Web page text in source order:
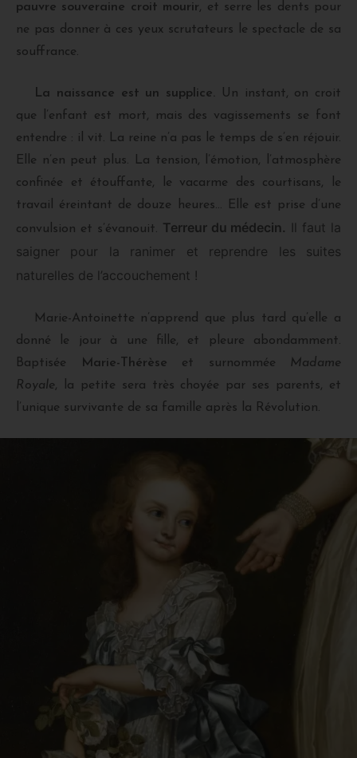
pauvre souveraine croit mourir, et serre les dents pour
ne pas donner à ces yeux scrutateurs le spectacle de sa
souffrance.
La naissance est un supplice. Un instant, on croit
que l’enfant est mort, mais des vagissements se font
entendre : il vit. La reine n’a pas le temps de s’en réjouir.
Elle n’en peut plus. La tension, l’émotion, l’atmosphère
confinée et étouffante, le vacarme des courtisans, le
travail éreintant de douze heures… Elle est prise d’une
convulsion et s’évanouit. Terreur du médecin. Il faut la
saigner pour la ranimer et reprendre les suites
naturelles de l’accouchement !
Marie-Antoinette n’apprend que plus tard qu’elle a
donné le jour à une fille, et pleure abondamment.
Baptisée
Marie-Thérèse et surnommée
Madame
Royale, la petite sera très choyée par ses parents, et
l’unique survivante de sa famille après la Révolution.